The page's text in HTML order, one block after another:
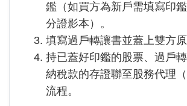
鑑（如買方為新戶需填寫印
分證影本）。
填寫過戶轉讓書並蓋上雙方原
持已蓋好印鑑的股票、過戶
納稅款的存證聯至股務代理（
流程。